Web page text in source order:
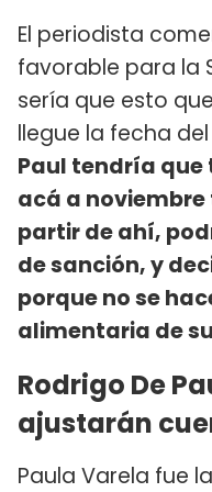
El periodista
favorable para la
sería que esto
llegue la fecha del
Paul tendría
acá a noviembre
partir de ahí,
de sanción, y
porque no se
alimentaria de
Rodrigo De
ajustarán
Paula Varela fue